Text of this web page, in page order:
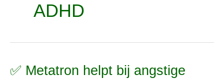
ADHD
✅ Metatron helpt bij angstige
✅